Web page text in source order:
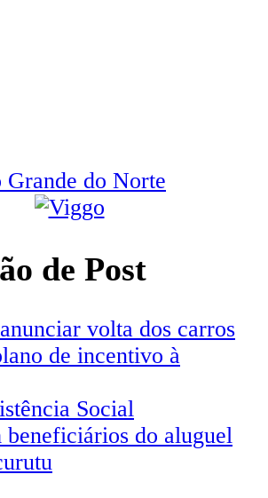
Grande do Norte
de Post
volta dos carros
de incentivo à
Social
beneficiários do aluguel